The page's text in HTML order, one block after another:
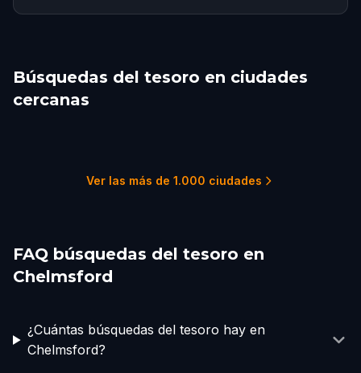
Búsquedas del tesoro en ciudades
cercanas
Ver las más de 1.000 ciudades
FAQ búsquedas del tesoro en
Chelmsford
¿Cuántas búsquedas del tesoro hay en
Chelmsford?